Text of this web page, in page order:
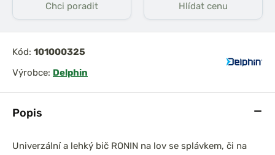
Popis
Univerzální a lehký bič RONIN na lov se splávkem, či na
Chci poradit Hlídat cenu
Kód: 101000325
Výrobce: Delphin